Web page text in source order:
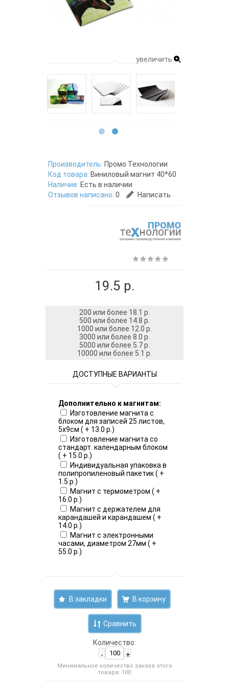
увеличить
Производитель: Промо Технологии
Код товара: Виниловый магнит 40*60
Наличие: Есть в наличии
Отзывов написано: 0 Написать
19.5 р.
200 или более 18.1 р.
500 или более 14.8 р.
1000 или более 12.0 р.
3000 или более 8.0 р.
5000 или более 5.7 р.
10000 или более 5.1 р.
ДОСТУПНЫЕ ВАРИАНТЫ
Дополнительно к магнитам:
Изготовление магнита с
блоком для записей 25 листов,
5х9см ( + 13.0 р.)
Изготовление магнита со
стандарт. календарным блоком
( + 15.0 р.)
Индивидуальная упаковка в
полипропиленовый пакетик ( +
1.5 р.)
Магнит с термометром ( +
16.0 р.)
Магнит с держателем для
карандашей и карандашем ( +
14.0 р.)
Магнит с электронными
часами, диаметром 27мм ( +
55.0 р.)
В закладки
Сравнить
Количество:
-
+
Минимальное количество заказа этого
товара: 100